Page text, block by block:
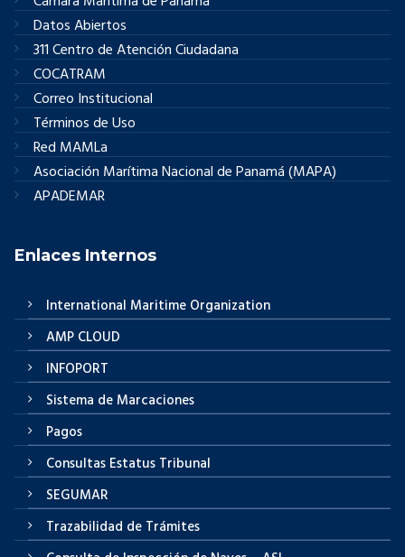
Datos Abiertos
311 Centro de Atención Ciudadana
COCATRAM
Correo Institucional
Términos de Uso
Red MAMLa
Asociación Marítima Nacional de Panamá (MAPA)
APADEMAR
Enlaces Internos
International Maritime Organization
AMP CLOUD
INFOPORT
Sistema de Marcaciones
Pagos
Consultas Estatus Tribunal
SEGUMAR
Trazabilidad de Trámites